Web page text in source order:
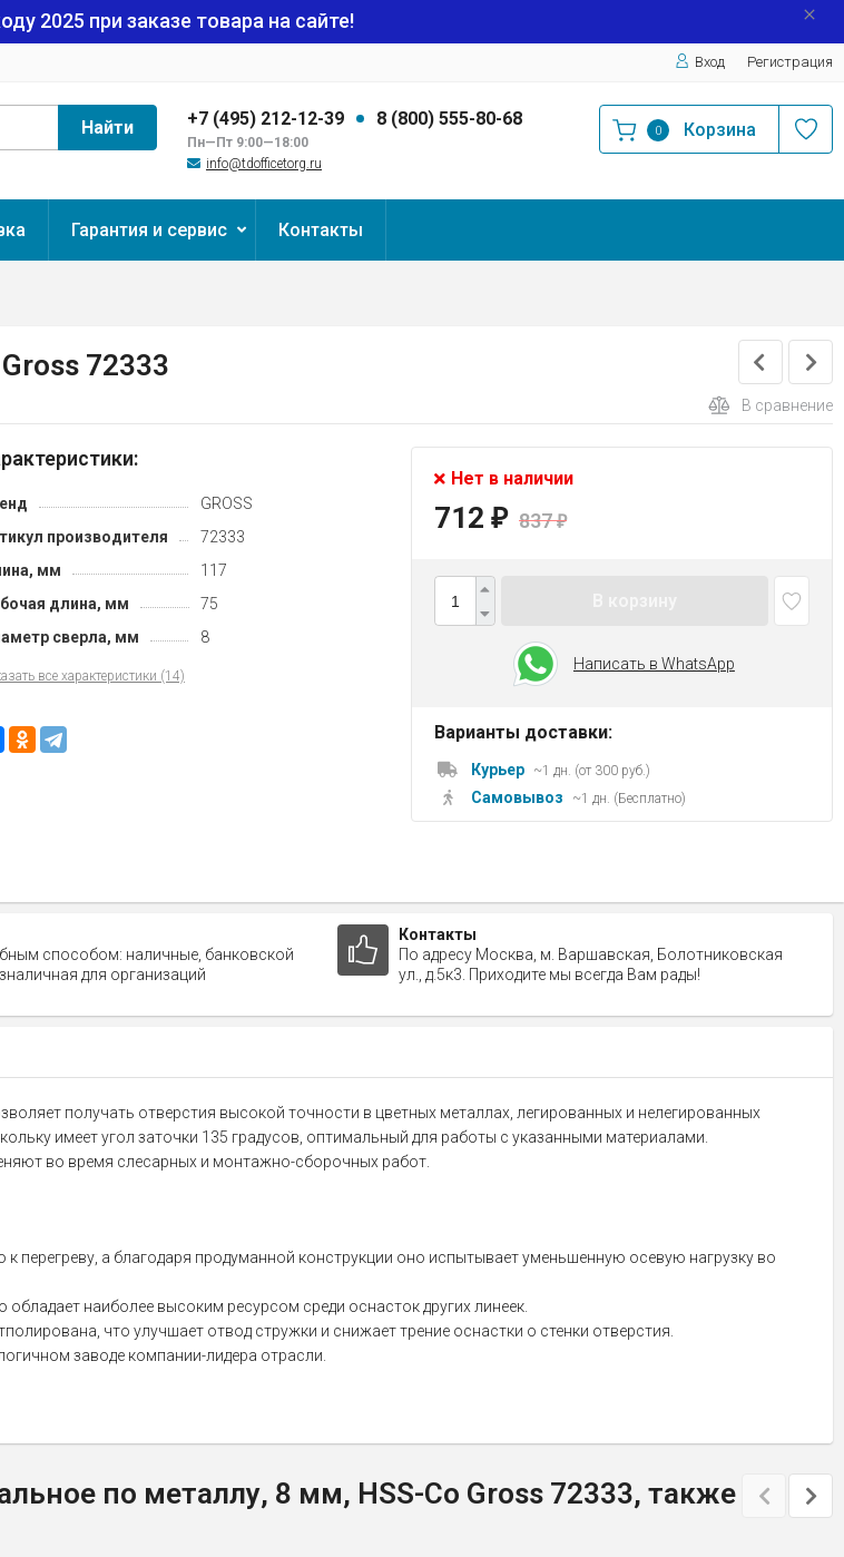
2025 при заказе товара на сайте!
Вход Регистрация
+7 (495) 212-12-39 8 (800) 555-80-68
Пн—Пт 9:00—18:00
info@tdofficetorg.ru
Найти 0 Корзина
Гарантия и сервис Контакты
72333
В сравнение
GROSS
производителя
72333
мм
117
длина, мм
75
сверла, мм
8
все характеристики (14)
Нет в наличии
712 ₽ 837₽
Написать в WhatsApp
Варианты доставки:
Курьер ~1 дн. (от 300 руб.)
Самовывоз ~1 дн. (Бесплатно)
способом: наличные, банковской
для организаций
Контакты
По адресу Москва, м. Варшавская, Болотниковская
ул., д.5к3. Приходите мы всегда Вам рады!
получать отверстия высокой точности в цветных металлах, легированных и нелегированных
имеет угол заточки 135 градусов, оптимальный для работы с указанными материалами.
во время слесарных и монтажно-сборочных работ.
а благодаря продуманной конструкции оно испытывает уменьшенную осевую нагрузку во
наиболее высоким ресурсом среди оснасток других линеек.
что улучшает отвод стружки и снижает трение оснастки о стенки отверстия.
заводе компании-лидера отрасли.
по металлу, 8 мм, HSS-Co Gross 72333, также